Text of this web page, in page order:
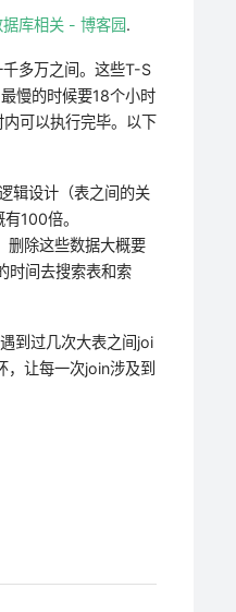
库相关 - 博客园.
多万之间。这些T-S
慢的时候要18个小时
可以执行完毕。以下
辑设计（表之间的关
100倍。
删除这些数据大概要
时间去搜索表和索
到过几次大表之间joi
让每一次join涉及到